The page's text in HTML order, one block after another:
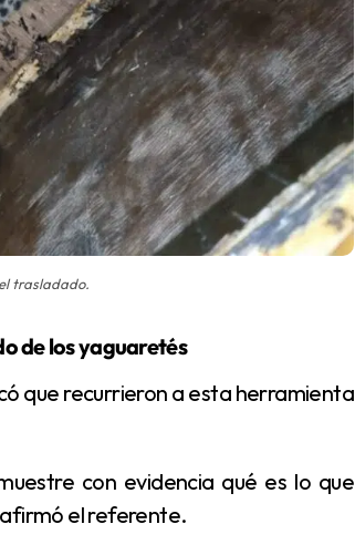
trasladado.
de los yaguaretés
afirmó el referente.